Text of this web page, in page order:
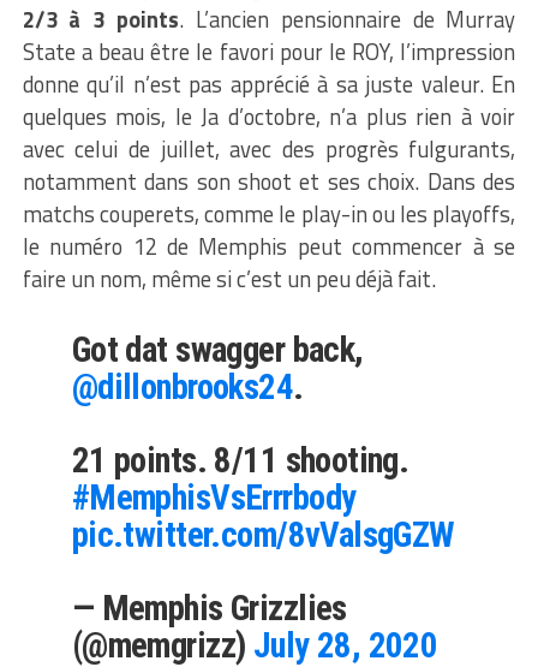
2/3 à 3 points. L’ancien pensionnaire de Murray
State a beau être le favori pour le ROY, l’impression
donne qu’il n’est pas apprécié à sa juste valeur. En
quelques mois, le Ja d’octobre, n’a plus rien à voir
avec celui de juillet, avec des progrès fulgurants,
notamment dans son shoot et ses choix. Dans des
matchs couperets, comme le play-in ou les playoffs,
le numéro 12 de Memphis peut commencer à se
faire un nom, même si c’est un peu déjà fait.
Got dat swagger back,
@dillonbrooks24.
21 points. 8/11 shooting.
#MemphisVsErrrbody
pic.twitter.com/8vValsgGZW
— Memphis Grizzlies
(@memgrizz) July 28, 2020